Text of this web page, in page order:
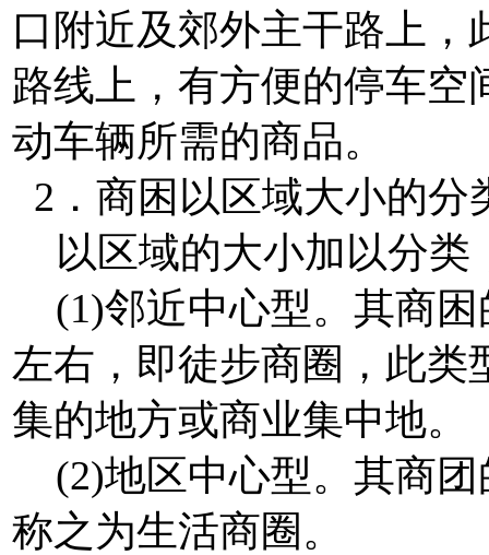
口附近及郊外主干路上
路线上，有方便的停车空
动车辆所需的商品。
2．商困以区域大小的分
以区域的大小加以分类
(1)邻近中心型。其商困
左右，即徒步商圈，此类
集的地方或商业集中地。
(2)地区中心型。其商团
称之为生活商圈。